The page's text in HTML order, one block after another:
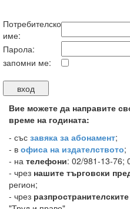
Потребителско
име:
Парола:
запомни ме:
Вие можете да направите
време на годината:
- със завяка за абонамент;
- в офиса на издателството;
- на телефони: 02/981-13-76;
- чрез нашите търговски
регион;
- чрез